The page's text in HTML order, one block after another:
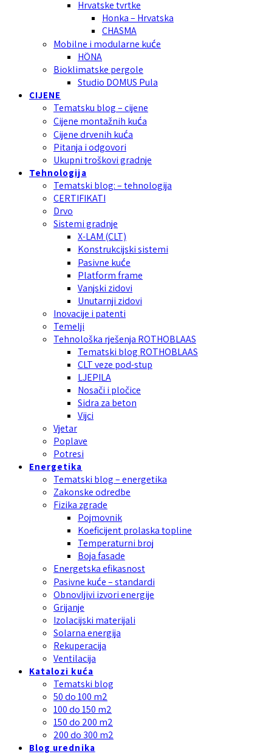
Hrvatske tvrtke
Honka – Hrvatska
CHASMA
Mobilne i modularne kuće
HÖNA
Bioklimatske pergole
Studio DOMUS Pula
CIJENE
Tematsku blog – cijene
Cijene montažnih kuća
Cijene drvenih kuća
Pitanja i odgovori
Ukupni troškovi gradnje
Tehnologija
Tematski blog: – tehnologija
CERTIFIKATI
Drvo
Sistemi gradnje
X-LAM (CLT)
Konstrukcijski sistemi
Pasivne kuće
Platform frame
Vanjski zidovi
Unutarnji zidovi
Inovacije i patenti
Temelji
Tehnološka rješenja ROTHOBLAAS
Tematski blog ROTHOBLAAS
CLT veze pod-stup
LJEPILA
Nosači i pločice
Sidra za beton
Vijci
Vjetar
Poplave
Potresi
Energetika
Tematski blog – energetika
Zakonske odredbe
Fizika zgrade
Pojmovnik
Koeficijent prolaska topline
Temperaturni broj
Boja fasade
Energetska efikasnost
Pasivne kuće – standardi
Obnovljivi izvori energije
Grijanje
Izolacijski materijali
Solarna energija
Rekuperacija
Ventilacija
Katalozi kuća
Tematski blog
50 do 100 m2
100 do 150 m2
150 do 200 m2
200 do 300 m2
Blog urednika